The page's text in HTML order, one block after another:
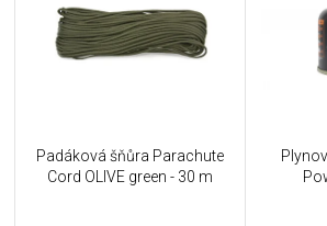
Padáková šňůra Parachute
Cord OLIVE green - 30 m